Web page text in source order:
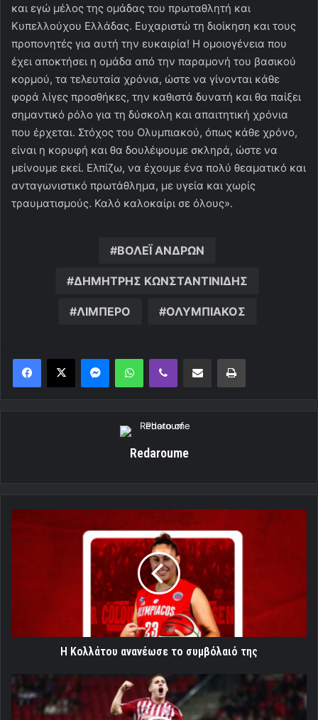
και εγώ μέλος της ομάδας του πρωταθλητή και
Κυπελλούχου Ελλάδας. Ευχαριστώ τη διοίκηση και τους
προπονητές για αυτή την ευκαιρία! Η ομοιογένεια που
έχει αποκτήσει η ομάδα από την παραμονή του βασικού
κορμού, τα τελευταία χρόνια, ώστε να γίνονται κάθε
φορά λίγες προσθήκες, την καθιστά δυνατή και θα παίξει
σημαντικό ρόλο για τη δύσκολη και απαιτητική χρόνια
που έρχεται. Στόχος του Ολυμπιακού, όπως κάθε χρόνο,
είναι η κορυφή και θα δουλέψουμε σκληρά, ώστε να
μείνουμε εκεί. Ελπίζω, να έχουμε ένα πολύ θεαματικό και
ανταγωνιστικό πρωτάθλημα, με υγεία και χωρίς
τραυματισμούς. Καλό καλοκαίρι σε όλους».
ΒΟΛΕΪ ΑΝΔΡΩΝ
ΔΗΜΗΤΡΗΣ ΚΩΝΣΤΑΝΤΙΝΙΔΗΣ
ΛΙΜΠΕΡΟ ΟΛΥΜΠΙΑΚΟΣ
MessengerWhatsAppViber Κοινοποίηση μέσω ηλεκτρονικού ταχυδρομείουΕκτύπωση
Redaroume
Η Κολλάτου ανανέωσε το συμβόλαιό της
Eμεινε
στην
ιστορία